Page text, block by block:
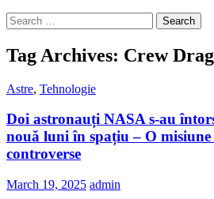
Search
for:
Tag Archives: Crew
Astre, Tehnologie
Doi astronauți NASA s-au
nouă luni în spațiu – O
controverse
March 19, 2025 admin